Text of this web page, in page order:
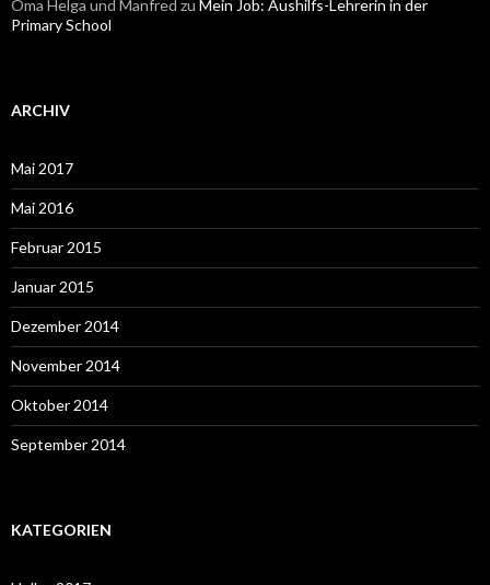
Oma Helga und Manfred zu Mein Job: Aushilfs-Lehrerin in der
Primary School
ARCHIV
Mai 2017
Mai 2016
Februar 2015
Januar 2015
Dezember 2014
November 2014
Oktober 2014
September 2014
KATEGORIEN